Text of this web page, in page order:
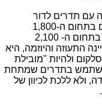
עם תדרים לדור
הרביעי לפלאפון? כרגע אין לפלאפון תדרים בתחום ה-1,800
מגהרץ, מסיבות היסטוריות. יש לה תדרים בתחום ה- 2,100
התעוזה והיוזמה, היא
ולהיות "מובילת
בתדרים שמתחת
שיש בידה, ולא ללכת לכיוון של